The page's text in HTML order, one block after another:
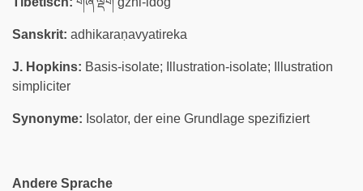
Sanskrit: adhikaraṇavyatireka
J. Hopkins: Basis-isolate; Illustration-isolate; Illustration
simpliciter
Synonyme: Isolator, der eine Grundlage spezifiziert
Andere Sprache